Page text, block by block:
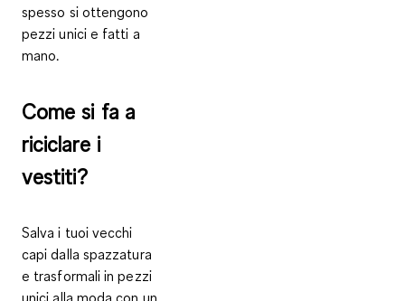
spesso si ottengono
pezzi unici e fatti a
mano.
Come si fa a
riciclare i
vestiti?
Salva i tuoi vecchi
capi dalla spazzatura
e trasformaliin pezzi